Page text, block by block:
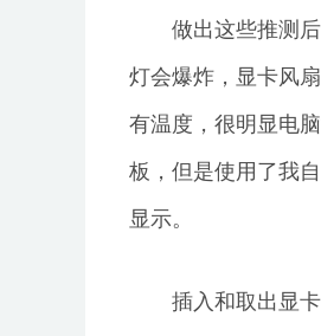
做出这些推测
灯会爆炸，显卡风
有温度，很明显电
板，但是使用了我
显示。
插入和取出显卡